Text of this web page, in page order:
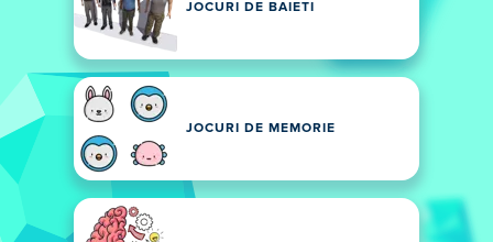
JOCURI DE BAIETI
JOCURI DE MEMORIE